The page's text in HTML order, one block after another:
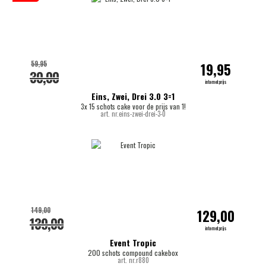
Eins, Zwei, Drei 3.0 3=1
3x 15 schots cake voor de prijs van 1!
art. nr.eins-zwei-drei-3-0
30,00
59,95 19,95
internetprijs
Event Tropic
200 schots compound cakebox
art. nr.r880
139,00
149,00 129,00
internetprijs